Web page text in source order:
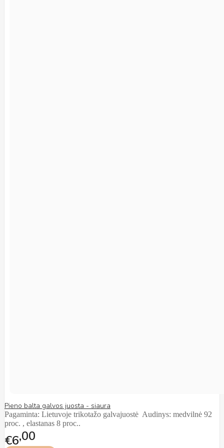
Pieno balta galvos juosta - siaura
Pagaminta: Lietuvoje trikotažo galvajuostė Audinys: medvilnė 92
proc. , elastanas 8 proc..
€6 00